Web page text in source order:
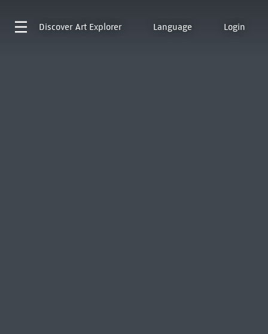
Discover Art Explorer Language Login